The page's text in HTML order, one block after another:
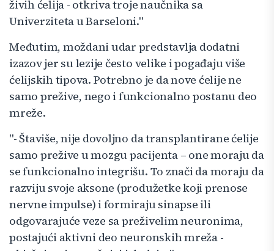
živih ćelija - otkriva troje naučnika sa
Univerziteta u Barseloni."
Međutim, moždani udar predstavlja dodatni
izazov jer su lezije često velike i pogađaju više
ćelijskih tipova. Potrebno je da nove ćelije ne
samo prežive, nego i funkcionalno postanu deo
mreže.
"- Štaviše, nije dovoljno da transplantirane ćelije
samo prežive u mozgu pacijenta – one moraju da
se funkcionalno integrišu. To znači da moraju da
razviju svoje aksone (produžetke koji prenose
nervne impulse) i formiraju sinapse ili
odgovarajuće veze sa preživelim neuronima,
postajući aktivni deo neuronskih mreža -